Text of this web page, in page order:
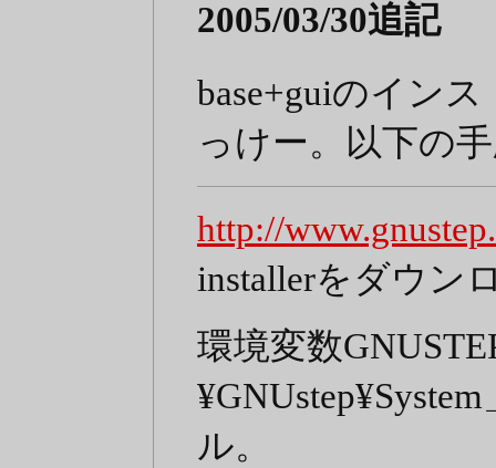
2005/03/30追記
base+guiのイン
っけー。以下の
http://
installerをダウン
環境変数
ル。